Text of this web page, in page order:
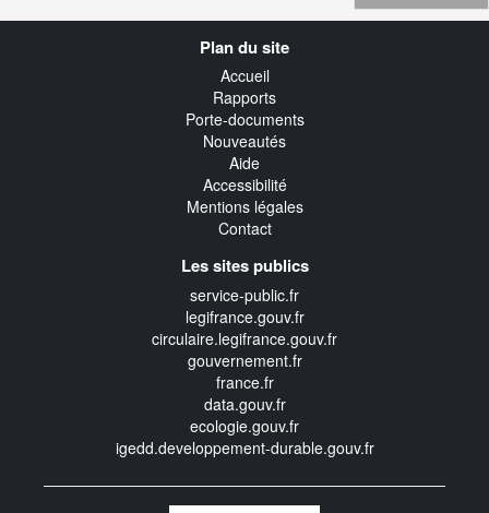
Plan du site
Accueil
Rapports
Porte-documents
Nouveautés
Aide
Accessibilité
Mentions légales
Contact
Les sites publics
service-public.fr
legifrance.gouv.fr
circulaire.legifrance.gouv.fr
gouvernement.fr
france.fr
data.gouv.fr
ecologie.gouv.fr
igedd.developpement-durable.gouv.fr